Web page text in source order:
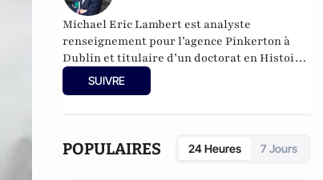
Michael Eric Lambert est analyste
renseignement pour l’agence Pinkerton à
Dublin et titulaire d’un doctorat en Histoire
des relations internationales à Sorbonne
Université en partenariat avec l’INSEAD.
SUIVRE
POPULAIRES 24 Heures 7 Jours